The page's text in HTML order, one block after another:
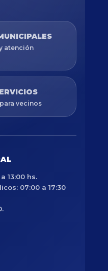
atención
vecinos
13:00 hs.
07:00 a 17:30